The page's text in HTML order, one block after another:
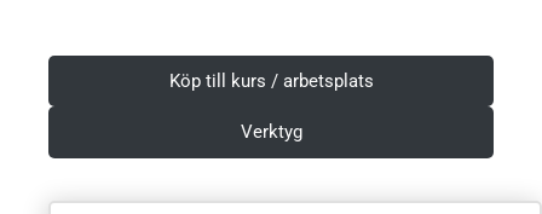
Köp till kurs / arbetsplats
Verktyg